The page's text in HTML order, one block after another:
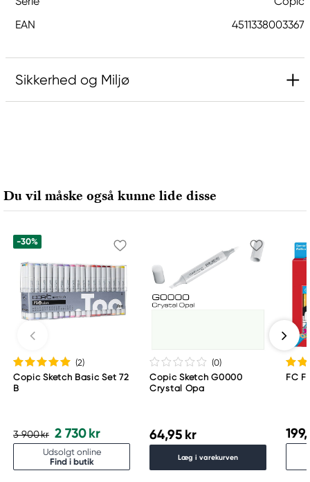
EAN
4511338003367
Sikkerhed og Miljø
65205 Wiesbaden, Germany
export@holtz-gmbh.de
Copic
Too Marker Products Inc.
Meguro Higashiyama Bldg., 1-4-4 Higashiyama,
Meguro-ku
www.toomarker.co.jp
Du vil måske også kunne lide disse
-30%
(2)
Copic Sketch Basic Set 72
B
3 900 kr 2 730 kr
Udsolgt online
Find i butik
(0)
Copic Sketch G0000
Crystal Opa
64,95 kr
Læg i varekurven
FC